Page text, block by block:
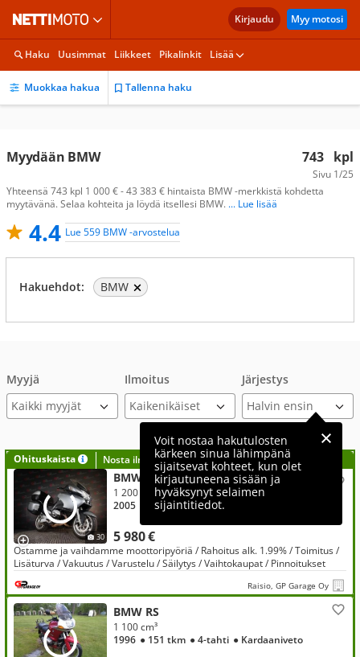
Kirjaudu Myy motosi
Haku Uusimmat Liikkeet Pikalinkit Lisää
Muokkaa hakua Tallenna haku
743 kpl
Sivu 1/25
Myydään BMW
Yhteensä 743 kpl 1 000 € - 43 383 € hintaista BMW -merkkistä kohdetta
myytävänä. Selaa kohteita ja löydä itsellesi BMW. ... Lue lisää
4.4 Lue 559 BMW -arvostelua
Hakuehdot: BMW
Myyjä
Kaikki myyjät
Ilmoitus Järjestys
Voit nostaa hakutulosten
kärkeen sinua lähimpänä
sijaitsevat kohteet, kun olet
kirjautuneena sisään ja
hyväksynyt selaimen
sijaintitiedot.
Ohituskaista Nosta ilmoituksesi tähän?
30
BMW R
5 980 €
1 200 cm³, 1200 RT Tämä kannattaa katsoa!
2005
● 62 tkm● 4-tahti
Ostamme ja vaihdamme moottoripyöriä / Rahoitus alk. 1.99% / Toimitus /
Lisäturva / Vakuutus / Varustelu / Säilytys / Vaihtokaupat / Pinnoitukset
Raisio, GP Garage Oy
BMW RS
1 100 cm³
1996 ● 151 tkm ● 4-tahti ● Kardaaniveto